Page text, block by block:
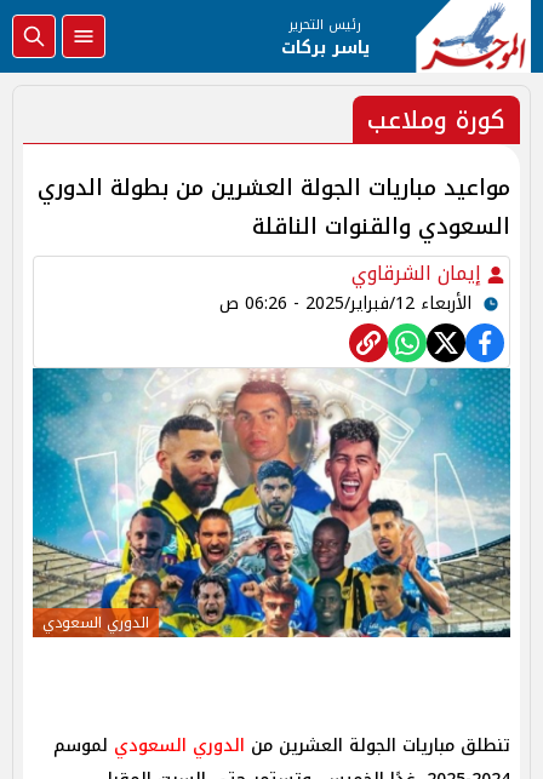
رئيس التحرير
ياسر بركات
كورة وملاعب
مواعيد مباريات الجولة العشرين من بطولة الدوري
السعودي والقنوات الناقلة
إيمان الشرقاوي
الأربعاء 12/فبراير/2025 - 06:26 ص
الدوري السعودي
تنطلق مباريات الجولة العشرين من الدوري السعودي لموسم